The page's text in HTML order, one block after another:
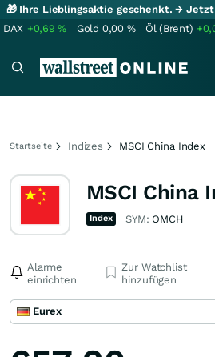
🎁 Ihre Lieblingsaktie geschenkt.→ Jetzt
DAX +0,69% Gold 0,00 % Öl (Brent)
Startseite Indizes MSCI China Index
MSCI China
Index SYM: OMCH
Alarme
einrichten
Zur Watchlist
hinzufügen
Eurex